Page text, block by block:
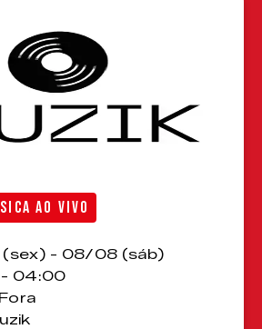
AO VIVO
- 08/08 (sáb)
04:00